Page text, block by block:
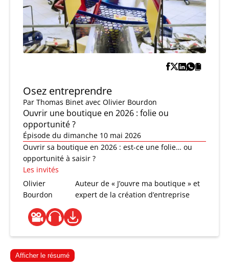
Osez entreprendre
Par Thomas Binet avec Olivier Bourdon
Ouvrir une boutique en 2026 : folie ou
opportunité ?
Épisode du dimanche 10 mai 2026
Ouvrir sa boutique en 2026 : est-ce une folie… ou
opportunité à saisir ?
Les invités
Olivier
Bourdon
Auteur de « J’ouvre ma boutique » et
expert de la création d’entreprise
Afficher le résumé